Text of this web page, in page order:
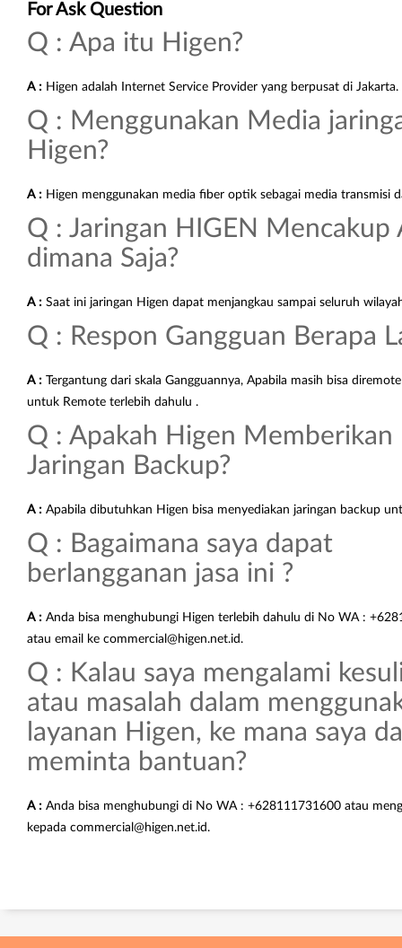
For Ask Question
Q : Apa itu Higen?
A : Higen adalah Internet Service Provider yang berpusat di Jakarta.
Q : Menggunakan Media
Higen?
A : Higen menggunakan media fiber optik sebagai media transmisi
Q : Jaringan HIGEN Mencakup
dimana Saja?
A : Saat ini jaringan Higen dapat menjangkau sampai seluruh
Q : Respon Gangguan Berapa
A : Tergantung dari skala Gangguannya, Apabila masih bisa
untuk Remote terlebih dahulu .
Q : Apakah Higen Memberikan
Jaringan Backup?
A : Apabila dibutuhkan Higen bisa menyediakan jaringan backup
Q : Bagaimana saya dapat
berlangganan jasa ini ?
A : Anda bisa menghubungi Higen terlebih dahulu di No WA :
atau email ke commercial@higen.net.id.
Q : Kalau saya mengalami
atau masalah dalam
layanan Higen, ke mana saya
meminta bantuan?
A : Anda bisa menghubungi di No WA : +628111731600 atau
kepada commercial@higen.net.id.